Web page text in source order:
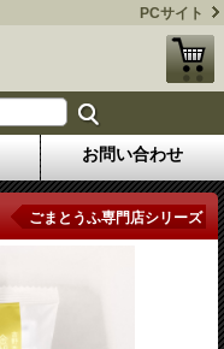
PCサイト
お問い合わせ
ごまとうふ専門店シリーズ